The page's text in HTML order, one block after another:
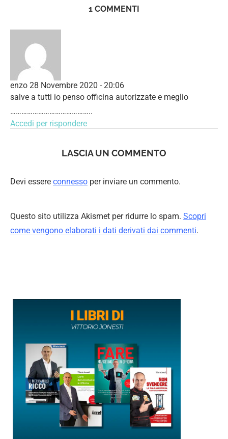
1 COMMENTI
enzo 28 Novembre 2020 - 20:06
salve a tutti io penso officina autorizzate e meglio
……………………………………..
Accedi per rispondere
LASCIA UN COMMENTO
Devi essere connesso per inviare un commento.
Questo sito utilizza Akismet per ridurre lo spam. Scopri
come vengono elaborati i dati derivati dai commenti.